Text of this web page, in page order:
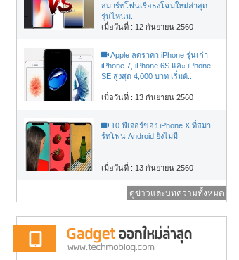
สมาร์ทโฟนเรือธงโฉมใหม่ล่าสุด
รุ่นไหนม...
เมื่อวันที่ : 12 กันยายน 2560
Apple ลดราคา iPhone รุ่นเก่า
iPhone 7, iPhone 6S และ iPhone
SE สูงสุด 4,000 บาท เริ่มต้...
เมื่อวันที่ : 13 กันยายน 2560
10 ฟีเจอร์ของ iPhone X ที่สมา
ร์ทโฟน Android ยังไม่มี
เมื่อวันที่ : 13 กันยายน 2560
ดูข่าวและบทความทั้งหมด